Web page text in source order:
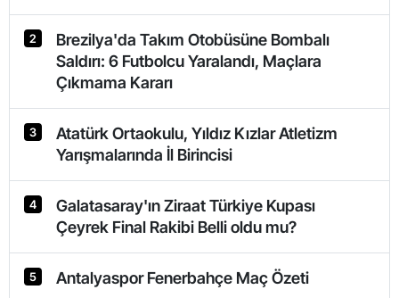
2
Brezilya'da Takım Otobüsüne Bombalı
Saldırı: 6 Futbolcu Yaralandı, Maçlara
Çıkmama Kararı
3
Atatürk Ortaokulu, Yıldız Kızlar Atletizm
Yarışmalarında İl Birincisi
4
Galatasaray'ın Ziraat Türkiye Kupası
Çeyrek Final Rakibi Belli oldu mu?
5 Antalyaspor Fenerbahçe Maç Özeti